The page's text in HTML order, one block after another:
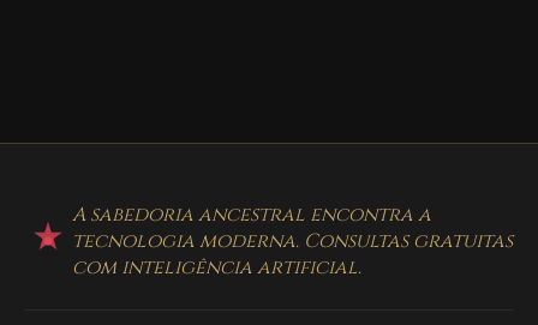
A sabedoria ancestral encontra a
tecnologia moderna. Consultas gratuitas
com inteligência artificial.